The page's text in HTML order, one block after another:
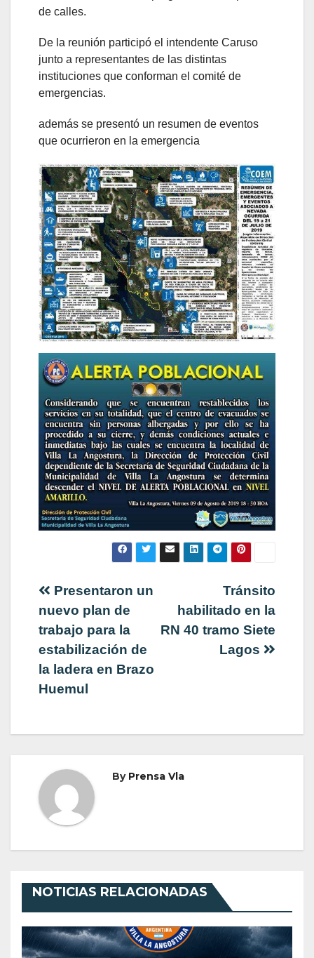
de calles.
De la reunión participó el intendente Caruso
junto a representantes de las distintas
instituciones que conforman el comité de
emergencias.
además se presentó un resumen de eventos
que ocurrieron en la emergencia
Navegación
de
entradas
Tránsito
habilitado en la
RN 40 tramo Siete
Lagos
Presentaron un
nuevo plan de
trabajo para la
estabilización de
la ladera en Brazo
Huemul
By Prensa Vla
NOTICIAS RELACIONADAS